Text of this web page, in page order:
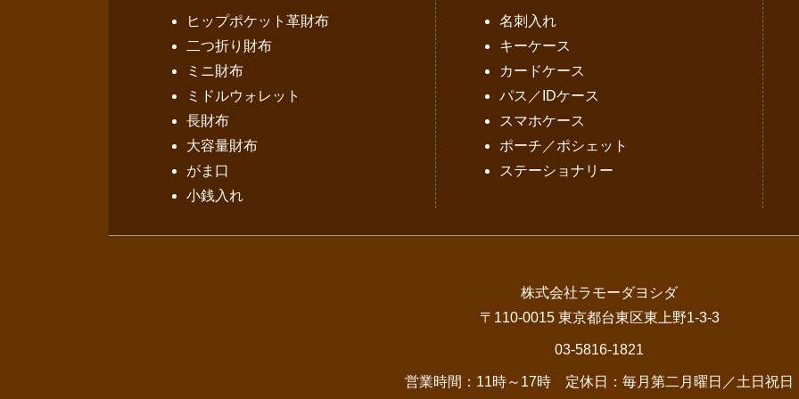
ヒップポケット革財布
二つ折り財布
ミニ財布
ミドルウォレット
長財布
大容量財布
がま口
小銭入れ
名刺入れ
キーケース
カードケース
パス／IDケース
スマホケース
ポーチ／ポシェット
ステーショナリー
株式会社ラモーダヨシダ
〒110-0015 東京都台東区東上野1-3-3
03-5816-1821
営業時間：11時～17時 定休日：毎月第二月曜日／土日祝日